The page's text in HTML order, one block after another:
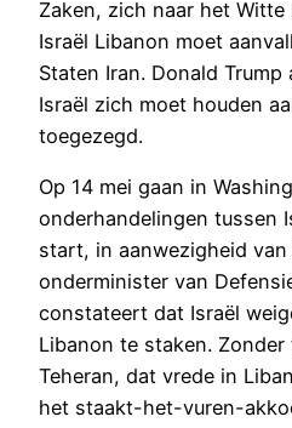
Zaken, zich naar het
Israël Libanon moet
Staten Iran. Donald
Israël zich moet houden
toegezegd.
Op 14 mei gaan in
onderhandelingen tussen
start, in aanwezigheid van
onderminister van
constateert dat Israël
Libanon te staken.
Teheran, dat vrede in
het staakt-het-vuren-